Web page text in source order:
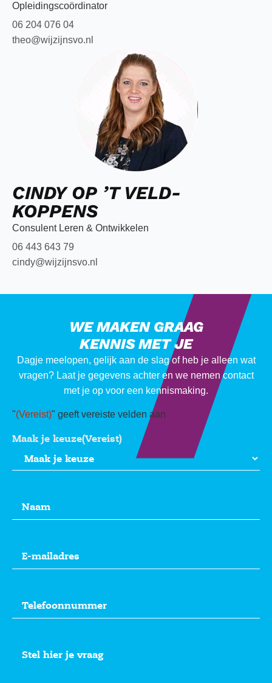
Opleidingscoördinator
06 204 076 04
theo@wijzijnsvo.nl
CINDY OP ’T VELD-
KOPPENS
Consulent Leren & Ontwikkelen
06 443 643 79
cindy@wijzijnsvo.nl
WE MAKEN GRAAG
KENNIS MET JE
Dagje meelopen, gelijk aan de slag of heb je alleen wat
vragen? Laat je gegevens achter en we nemen contact
met je op voor een kennismaking.
"(Vereist)" geeft vereiste velden aan
Maak je keuze(Vereist)
mailadres(Vereist)
titel